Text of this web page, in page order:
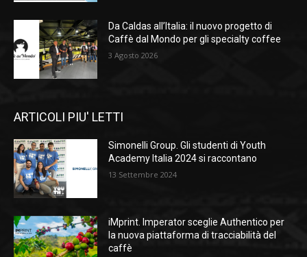
Da Caldas all’Italia: il nuovo progetto di
Caffè dal Mondo per gli specialty coffee
3 Agosto 2026
ARTICOLI PIU' LETTI
Simonelli Group. Gli studenti di Youth
Academy Italia 2024 si raccontano
13 Settembre 2024
iMprint. Imperator sceglie Authentico per
la nuova piattaforma di tracciabilità del
caffè